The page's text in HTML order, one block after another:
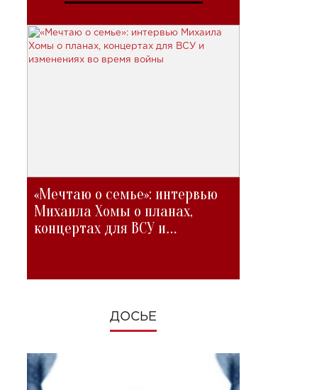
«Мечтаю о семье»: интервью
Михаила Хомы о планах,
концертах для ВСУ и
ДОСЬЕ